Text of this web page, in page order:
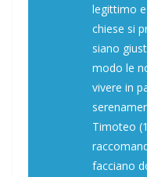
legittimo
chiese si
siano
modo le
vivere in
Timoteo
facciano